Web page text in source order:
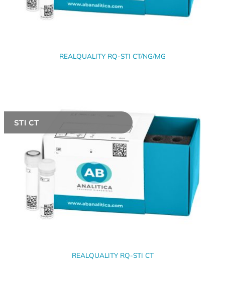
REALQUALITY RQ-STI CT/NG/MG
STI CT
REALQUALITY RQ-STI CT